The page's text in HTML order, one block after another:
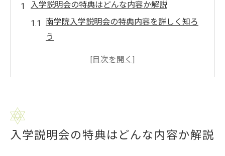
入学説明会の特典はどんな内容か解説
南学院入学説明会の特典内容を詳しく知ろ
う
参加で得られる南学院入学説明会の魅力と
南学院の説明会で得られるサポートまとめ
入学説明会の特典はどんな内容か解説